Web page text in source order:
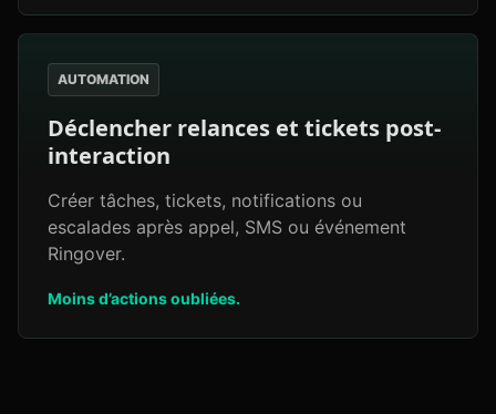
AUTOMATION
Déclencher relances et tickets post-
interaction
Créer tâches, tickets, notifications ou
escalades après appel, SMS ou événement
Ringover.
Moins d’actions oubliées.